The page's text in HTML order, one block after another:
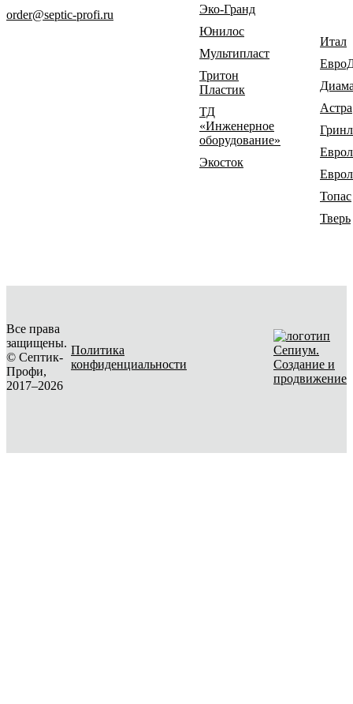
order@septic-profi.ru
Эко-Гранд
Юнилос
Мультипласт
Тритон
Пластик
ТД
«Инженерное
оборудование»
Экосток
Итал
Астра
Топас
Тверь
Все права
защищены.
© Септик-
Профи,
2017–2026
Политика
конфиденциальности
Создание и
продвижение